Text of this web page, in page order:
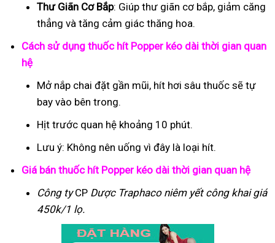
Thư Giãn Cơ Bắp: Giúp thư giãn cơ bắp, giảm căng
thẳng và tăng cảm giác thăng hoa.
Cách sử dụng thuốc hít Popper kéo dài thời gian quan
hệ
Mở nắp chai đặt gần mũi, hít hơi sâu thuốc sẽ tự
bay vào bên trong.
Hịt trước quan hệ khoảng 10 phút.
Lưu ý: Không nên uống vì đây là loại hít.
Giá bán thuốc hít Popper kéo dài thời gian quan hệ
Công tyCP Dược Traphaconiêm yết công khai giá
450k/1 lọ.